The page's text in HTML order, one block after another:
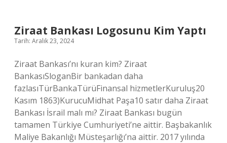
Ziraat Bankası Logosunu Kim Yaptı
Tarih: Aralık 23, 2024
Ziraat Bankası’nı kuran kim? Ziraat
BankasıSloganBir bankadan daha
fazlasıTürBankaTürüFinansal hizmetlerKuruluş20
Kasım 1863)KurucuMidhat Paşa10 satır daha Ziraat
Bankası İsrail malı mı? Ziraat Bankası bugün
tamamen Türkiye Cumhuriyeti’ne aittir. Başbakanlık
Maliye Bakanlığı Müsteşarlığı’na aittir. 2017 yılında